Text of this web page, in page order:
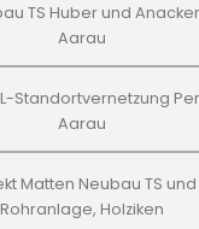
TS Huber und
Aarau
Standortvernetzung
Aarau
Matten Neubau TS
Rohranlage, Holziken